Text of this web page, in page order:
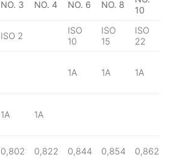
NO. 3 NO. 4 NO. 6 NO. 8
10
ISO 2
ISO
10
ISO
15
ISO
22
1A 1A 1A
1A 1A
0,802 0,822 0,844 0,854 0,862